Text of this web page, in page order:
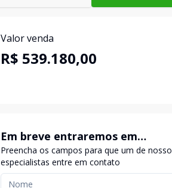
Valor venda
R$ 539.180,00
Em breve entraremos em
contato
Preencha os campos para que um de
especialistas entre em contato